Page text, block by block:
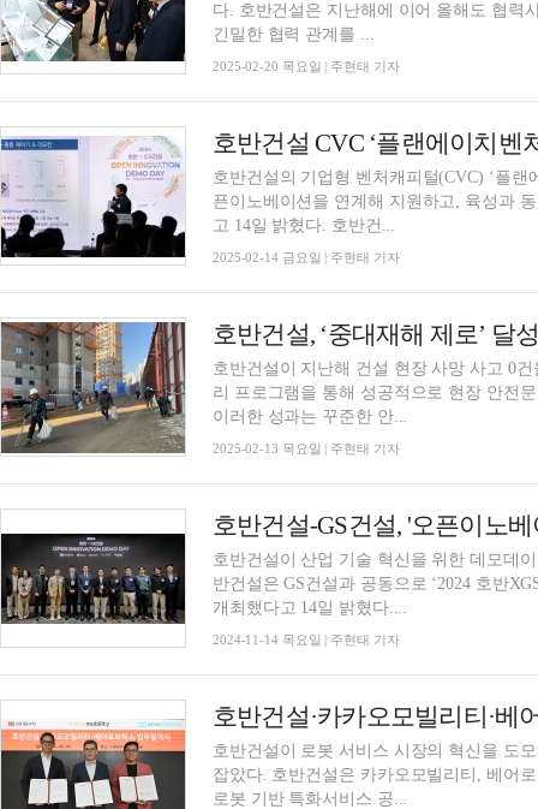
다. 호반건설은 지난해에 이어 올해도 협력사의 최신 기술 발굴 및 판로 개척을 적극 지원하며
긴밀한 협력 관계를 ...
2025-02-20 목요일 | 주현태 기자
호반건설 CVC ‘플랜에이치벤
호반건설의 기업형 벤처캐피털(CVC) ‘플
픈이노베이션을 연계해 지원하고, 육성과
고 14일 밝혔다. 호반건...
2025-02-14 금요일 | 주현태 기자
호반건설, ‘중대재해 제로’
호반건설이 지난해 건설 현장 사망 사고 0
리 프로그램을 통해 성공적으로 현장 안전문화를
이러한 성과는 꾸준한 안...
2025-02-13 목요일 | 주현태 기자
호반건설-GS건설, '오픈이노
호반건설이 산업 기술 혁신을 위한 데모데
반건설은 GS건설과 공동으로 ‘2024 호반
개최했다고 14일 밝혔다....
2024-11-14 목요일 | 주현태 기자
호반건설이 로봇 서비스 시장의 혁신을 도
잡았다. 호반건설은 카카오모빌리티, 베어로보틱스와 함께 실내배송로봇 운영환경 표준화 및
로봇 기반 특화서비스 공...